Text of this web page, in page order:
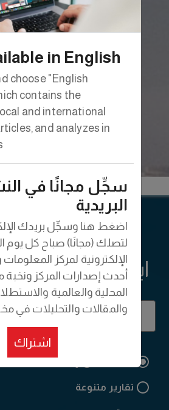
وسُلمت نسخة منهما للسيد
مؤتمر «حكاية وطن.. بين الرؤية
ويمثلان معًا وثيقة تاريخية
وحتى 30 يونيو 2023.
ابحث عن
تقارير متنوعة
in English
choose "English
contains the
and international
and analyzes in
سجِّل مجانًا في
البريدية
اضغط هنا وسجِّل بريدك
لتصلك (مجانَا) صباح كل يوم
الإلكترونية لمركز المعلومات
أحدث إصدارات المركز ونخبة
المحلية والعالمية
والمقالات والتحليلات في
اشتراك